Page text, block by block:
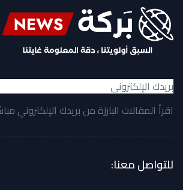
اقرأ المقالات البارزة من بريدك الإلكتروني
للتواصل معنا: